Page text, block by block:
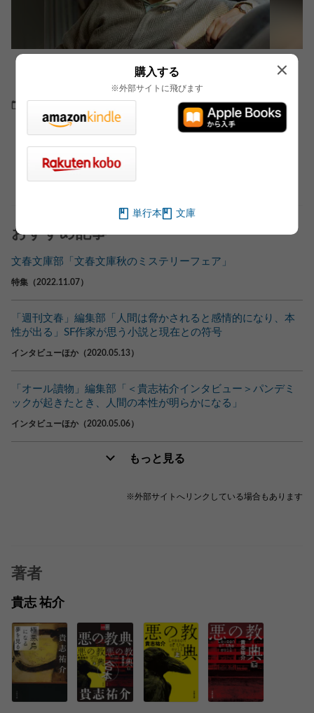
人間はみな愚かだということを出発点とする小説
を書きたい（前篇）
インタビュー・対談
おすすめ記事
文春文庫部「文春文庫秋のミステリーフェア」
特集（2022.11.07）
「週刊文春」編集部「人間は脅かされると感情的になり、本
性が出る」SF作家が思う小説と現在との符号
インタビューほか（2020.05.13）
「オール讀物」編集部「＜貴志祐介インタビュー＞パンデミ
ックが起きたとき、人間の本性が明らかになる」
インタビューほか（2020.05.06）
もっと見る
※外部サイトへリンクしている場合もあります
著者
貴志 祐介
購入する
※外部サイトに飛びます
単行本 文庫